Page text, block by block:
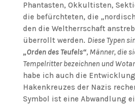
Phantasten, Okkultisten,
die befürchteten, die
den die Weltherrschaft
überrollt werden. Diese Typen
„Orden des Teufels“, Männer, die
Tempelritter bezeichnen und
habe ich auch die
Hakenkreuzes der Nazis
Symbol ist eine Abwandlung